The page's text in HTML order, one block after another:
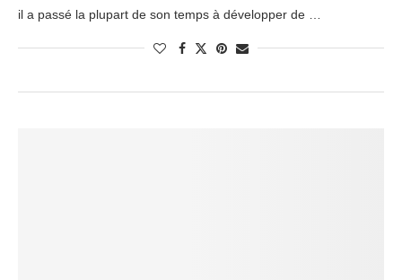
il a passé la plupart de son temps à développer de …